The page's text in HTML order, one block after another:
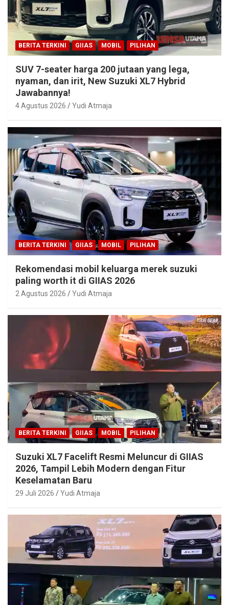
BERITA TERKINI GIIAS MOBIL PILIHAN
SUV 7-seater harga 200 jutaan yang lega,
nyaman, dan irit, New Suzuki XL7 Hybrid
Jawabannya!
4 Agustus 2026 Yudi Atmaja
BERITA TERKINI GIIAS MOBIL PILIHAN
Rekomendasi mobil keluarga merek suzuki
paling worth it di GIIAS 2026
2 Agustus 2026 Yudi Atmaja
BERITA TERKINI GIIAS MOBIL PILIHAN
Suzuki XL7 Facelift Resmi Meluncur di GIIAS
2026, Tampil Lebih Modern dengan Fitur
Keselamatan Baru
29 Juli 2026 Yudi Atmaja